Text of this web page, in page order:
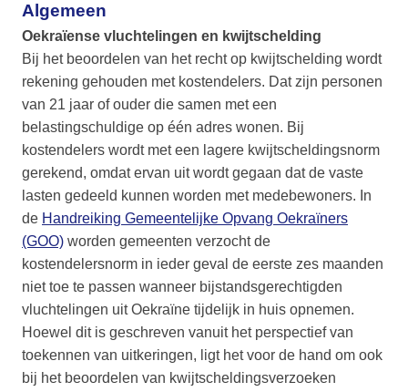
Algemeen
Oekraïense vluchtelingen en kwijtschelding
Bij het beoordelen van het recht op kwijtschelding wordt
rekening gehouden met kostendelers. Dat zijn personen
van 21 jaar of ouder die samen met een
belastingschuldige op één adres wonen. Bij
kostendelers wordt met een lagere kwijtscheldingsnorm
gerekend, omdat ervan uit wordt gegaan dat de vaste
lasten gedeeld kunnen worden met medebewoners. In
de Handreiking Gemeentelijke Opvang Oekraïners
(GOO) worden gemeenten verzocht de
kostendelersnorm in ieder geval de eerste zes maanden
niet toe te passen wanneer bijstandsgerechtigden
vluchtelingen uit Oekraïne tijdelijk in huis opnemen.
Hoewel dit is geschreven vanuit het perspectief van
toekennen van uitkeringen, ligt het voor de hand om ook
bij het beoordelen van kwijtscheldingsverzoeken